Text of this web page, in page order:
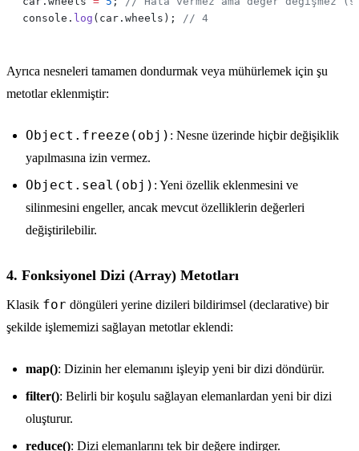
console. log (car.wheels);
Ayrıca nesneleri tamamen dondurmak veya mühürlemek için şu
metotlar eklenmiştir:
Object.freeze(obj) : Nesne üzerinde hiçbir değişiklik
yapılmasına izin vermez.
Object.seal(obj) : Yeni özellik eklenmesini ve
silinmesini engeller, ancak mevcut özelliklerin değerleri
değiştirilebilir.
4. Fonksiyonel Dizi (Array) Metotları
Klasik for döngüleri yerine dizileri bildirimsel (declarative) bir
şekilde işlememizi sağlayan metotlar eklendi:
map(): Dizinin her elemanını işleyip yeni bir dizi döndürür.
filter(): Belirli bir koşulu sağlayan elemanlardan yeni bir dizi
oluşturur.
reduce(): Dizi elemanlarını tek bir değere indirger.